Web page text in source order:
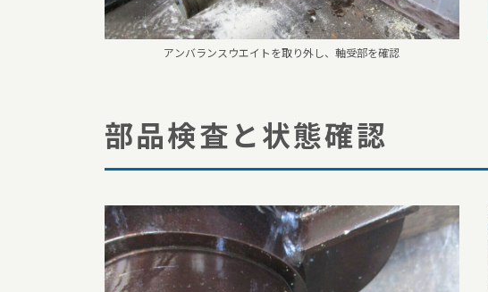
アンバランスウエイトを取り外し、軸受部を確認
部品検査と状態確認